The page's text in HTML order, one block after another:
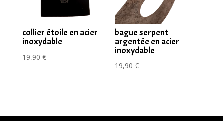
collier étoile en acier
inoxydable
19,90 €
bague serpent
argentée en acier
inoxydable
19,90€